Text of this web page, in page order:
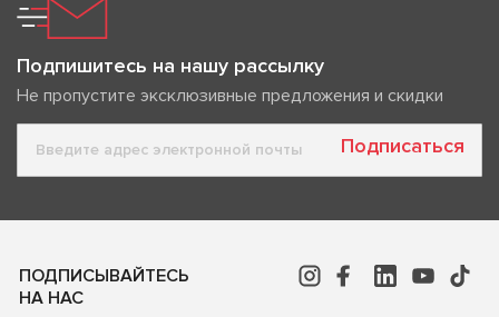
Подпишитесь на нашу рассылку
Не пропустите эксклюзивные предложения и скидки
Подписаться
ПОДПИСЫВАЙТЕСЬ
НА НАС